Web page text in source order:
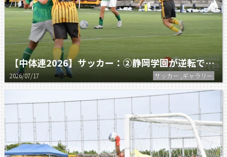
【中体連2026】サッカー：②静岡学園が逆転で優勝！
2026/07/17 サッカー ,ギャラリー